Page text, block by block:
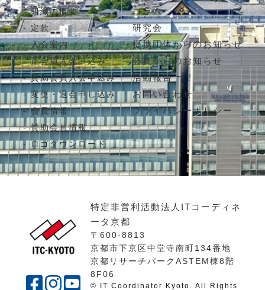
組織の概要
定款
入会案内
正会員入会申込み
賛助会員入会申込み
変更・退会申し込み
会員情報
賛助会員情報
ロゴダウンロード
コラム
研究会
提携団体からのお知らせ
会員からのお知らせ
活動報告
お問い合わせ
プライバシーポリシー
特定非営利活動法人ITコーディネ
ータ京都
〒600-8813
京都市下京区中堂寺南町134番地
京都リサーチパークASTEM棟8階
8F06
© IT Coordinator Kyoto. All Rights